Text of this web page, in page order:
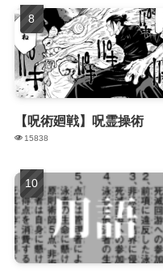
【呪術廻戦】呪霊操術
15838